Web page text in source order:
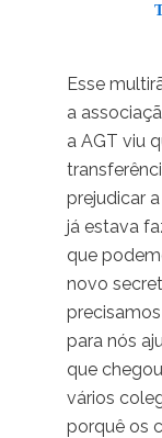
Esse
a
a AGT viu
prejudicar
já estava
que
novo
para nós
que
vários
porquê os